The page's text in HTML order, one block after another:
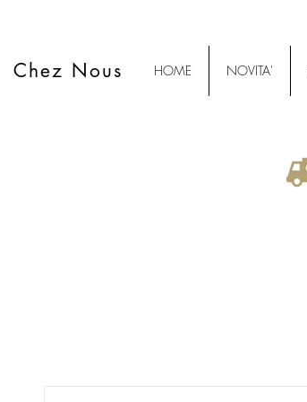
HOME NOVITA'
Chez Nous